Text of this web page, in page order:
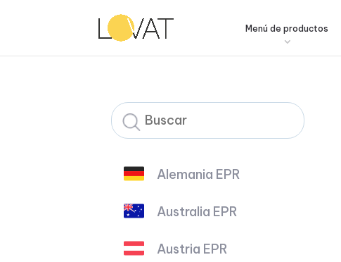
Menú de productos
Alemania EPR
Australia EPR
Austria EPR